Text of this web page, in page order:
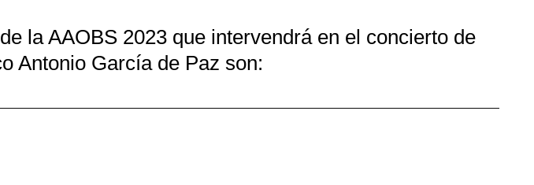
la AAOBS 2023 que intervendrá en el concierto de
Antonio García de Paz son: